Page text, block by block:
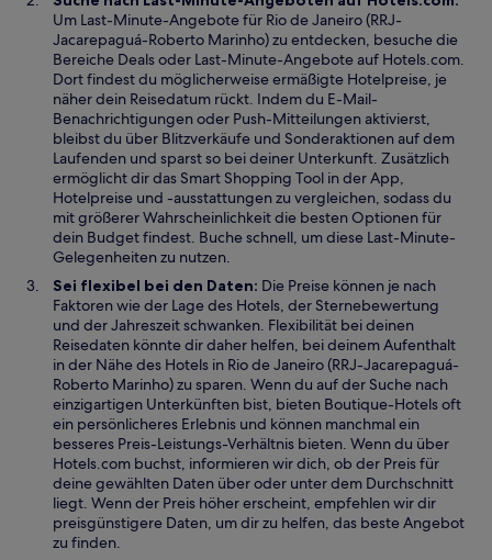
ö
f
f
n
e
t
Um Last-Minute-Angebote für Rio de Janeiro (RRJ-
Jacarepaguá-Roberto Marinho) zu entdecken, besuche die
Bereiche Deals oder Last-Minute-Angebote auf Hotels.com.
Dort findest du möglicherweise ermäßigte Hotelpreise, je
näher dein Reisedatum rückt. Indem du E-Mail-
Benachrichtigungen oder Push-Mitteilungen aktivierst,
bleibst du über Blitzverkäufe und Sonderaktionen auf dem
Laufenden und sparst so bei deiner Unterkunft. Zusätzlich
ermöglicht dir das Smart Shopping Tool in der App,
Hotelpreise und -ausstattungen zu vergleichen, sodass du
mit größerer Wahrscheinlichkeit die besten Optionen für
dein Budget findest. Buche schnell, um diese Last-Minute-
Gelegenheiten zu nutzen.
Sei flexibel bei den Daten: Die Preise können je nach
Faktoren wie der Lage des Hotels, der Sternebewertung
und der Jahreszeit schwanken. Flexibilität bei deinen
Reisedaten könnte dir daher helfen, bei deinem Aufenthalt
in der Nähe des Hotels in Rio de Janeiro (RRJ-Jacarepaguá-
Roberto Marinho) zu sparen. Wenn du auf der Suche nach
einzigartigen Unterkünften bist, bieten Boutique-Hotels oft
ein persönlicheres Erlebnis und können manchmal ein
besseres Preis-Leistungs-Verhältnis bieten. Wenn du über
Hotels.com buchst, informieren wir dich, ob der Preis für
deine gewählten Daten über oder unter dem Durchschnitt
liegt. Wenn der Preis höher erscheint, empfehlen wir dir
preisgünstigere Daten, um dir zu helfen, das beste Angebot
zu finden.